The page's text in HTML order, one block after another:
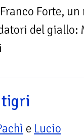
Forte,
del giallo:
tigri
e Lucio